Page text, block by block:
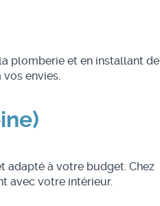
plomberie et en installant de
envies.
adapté à votre budget. Chez
avec votre intérieur.